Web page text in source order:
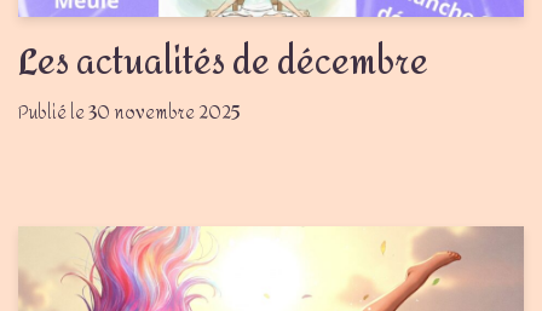
Les actualités de décembre
30 novembre 2025